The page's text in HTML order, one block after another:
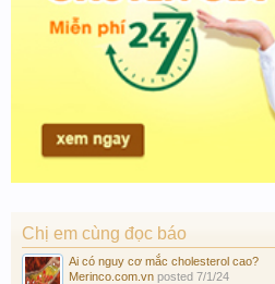
Chị em cùng đọc báo
Ai có nguy cơ mắc cholesterol cao?
Merinco.com.vn posted 7/1/24